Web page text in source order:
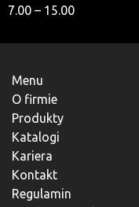
7.00 – 15.00
Menu
O firmie
Produkty
Katalogi
Kariera
Kontakt
Regulamin